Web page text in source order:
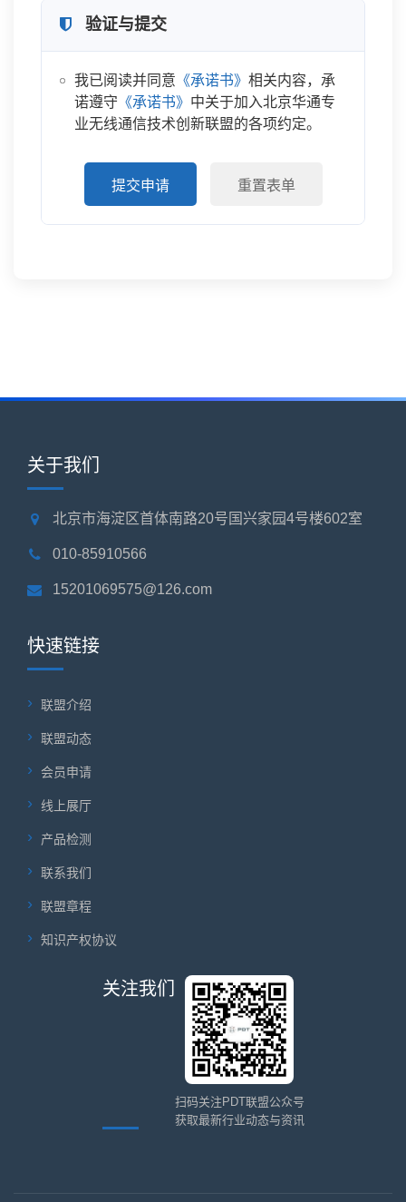
验证与提交
我已阅读并同意 《承诺书》相关内容，承
诺遵守 《承诺书》 中关于加入北京华通专
业无线通信技术创新联盟的各项约定。
提交申请 重置表单
关于我们
北京市海淀区首体南路20号国兴家园4号楼602室
010-85910566
15201069575@126.com
快速链接
联盟介绍
联盟动态
会员申请
线上展厅
产品检测
联系我们
联盟章程
知识产权协议
关注我们
扫码关注PDT联盟公众号
获取最新行业动态与资讯